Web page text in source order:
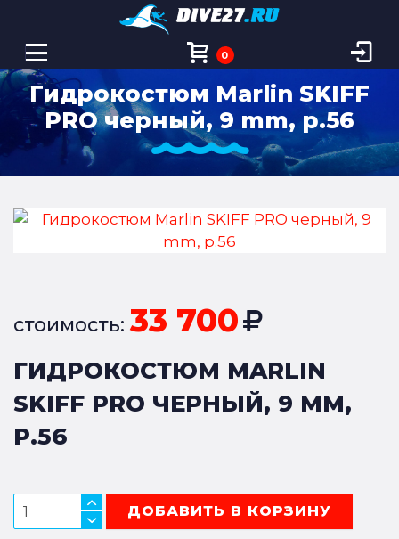
0
Гидрокостюм Marlin SKIFF
PRO черный, 9 mm, р.56
стоимость: 33 700
ГИДРОКОСТЮМ MARLIN
SKIFF PRO ЧЕРНЫЙ, 9 MM,
Р.56
ДОБАВИТЬ В КОРЗИНУ